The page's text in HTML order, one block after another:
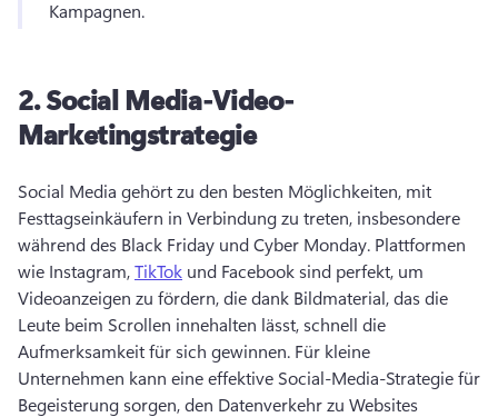
Kampagnen.
2.Social Media-Video-
Marketingstrategie
Social Media gehört zu den besten Möglichkeiten, mit
Festtagseinkäufern in Verbindung zu treten, insbesondere
während des Black Friday und Cyber Monday. Plattformen
wie Instagram, TikTok und Facebook sind perfekt, um
Videoanzeigen zu fördern, die dank Bildmaterial, das die
Leute beim Scrollen innehalten lässt, schnell die
Aufmerksamkeit für sich gewinnen. Für kleine
Unternehmen kann eine effektive Social-Media-Strategie für
Begeisterung sorgen, den Datenverkehr zu Websites